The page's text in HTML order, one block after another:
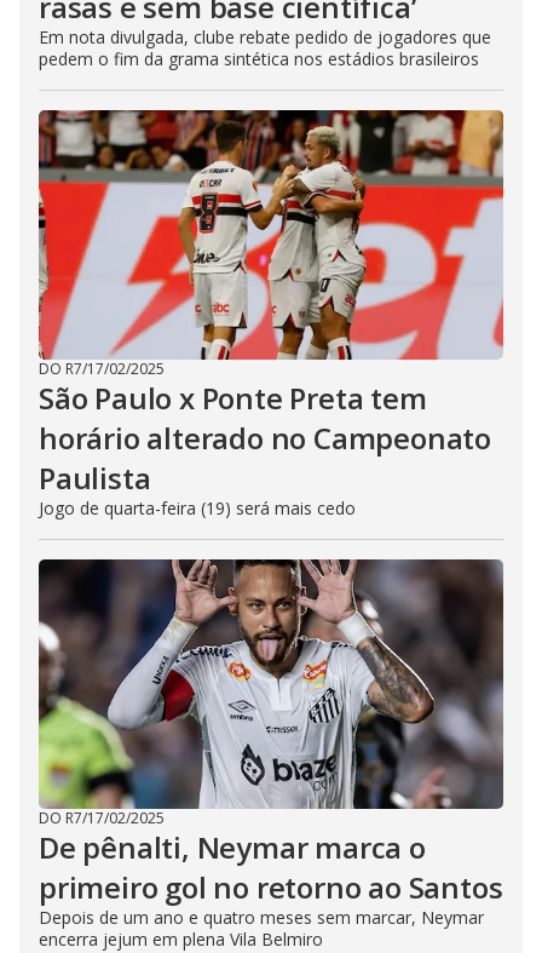
Em nota divulgada, clube rebate pedido de jogadores que
pedem o fim da grama sintética nos estádios brasileiros
DO R7/17/02/2025
São Paulo x Ponte Preta tem
horário alterado no Campeonato
Paulista
Jogo de quarta-feira (19) será mais cedo
DO R7/17/02/2025
De pênalti, Neymar marca o
primeiro gol no retorno ao Santos
Depois de um ano e quatro meses sem marcar, Neymar
encerra jejum em plena Vila Belmiro